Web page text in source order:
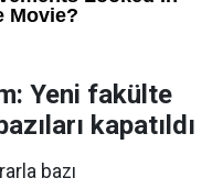
Yeni fakülte
kapatıldı
bazı